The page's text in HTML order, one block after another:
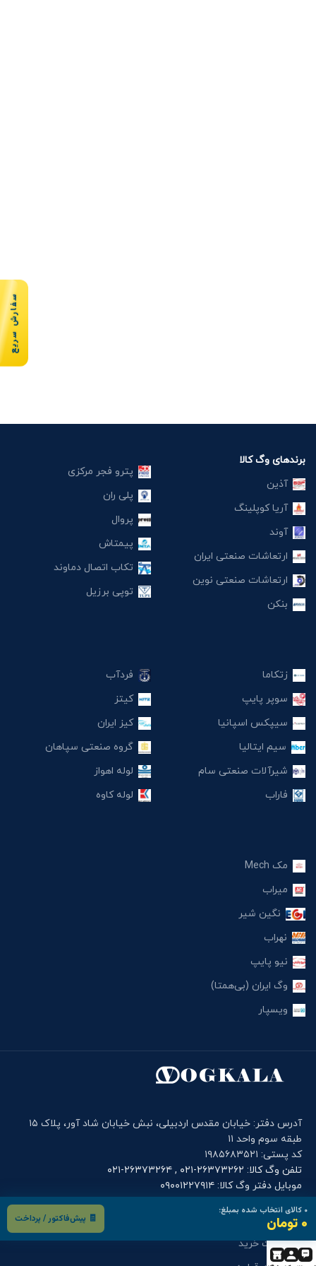
۰ کالای انتخاب شده بمبلغ:
۰ تومان 🧾 پیش‌فاکتور / پرداخت
برندهای وگ کالا
آذین
آریا کوپلینگ
آوند
ارتعاشات صنعتی ایران
ارتعاشات صنعتی نوین
بنکن
پترو فجر مرکزی
پلی ران
پروال
پیمتاش
تکاب اتصال دماوند
توپی برزیل
زتکاما
سوپر پایپ
سیپکس اسپانیا
سیم ایتالیا
شیرآلات صنعتی سام
فاراب
فردآب
کیتز
کیز ایران
گروه صنعتی سپاهان
لوله اهواز
لوله کاوه
مک Mech
میراب
نگین شیر
نهراب
نیو پایپ
وگ ایران (بی‌همتا)
ویسپار
آدرس دفتر: خیابان مقدس اردبیلی، نبش خیابان شاد آور، پلاک ۱۵
طبقه سوم واحد ۱۱
کد پستی: ۱۹۸۵۶۸۳۵۲۱
تلفن وگ کالا: ۲۶۳۷۳۲۶۲-۰۲۱ , ۲۶۳۷۳۲۶۴-۰۲۱
موبایل دفتر وگ کالا: ۰۹۰۰۱۲۲۷۹۱۴
فرم های کاربری
درخواست خرید
سفارش سریع